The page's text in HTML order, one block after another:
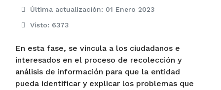
Última actualización: 01 Enero 2023
Visto: 6373
En esta fase, se vincula a los ciudadanos e
interesados en el proceso de recolección y
análisis de información para que la entidad
pueda identificar y explicar los problemas que